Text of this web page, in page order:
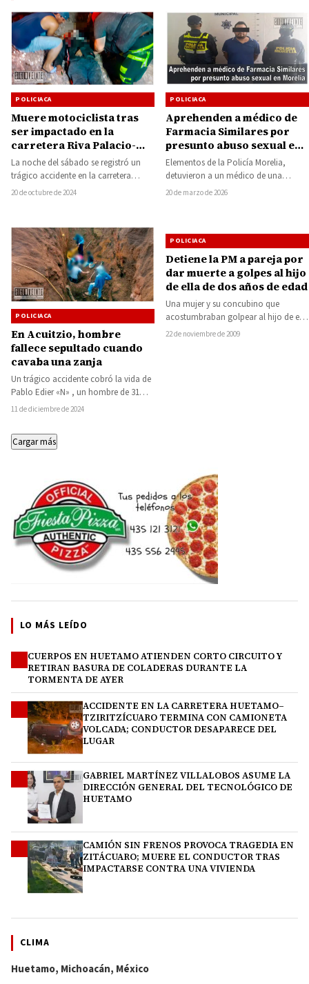
POLICIACA
Muere motociclista tras
ser impactado en la
carretera Riva Palacio-
Cutzamala a la altura de
Salguero, municipio de
San Lucas
La noche del sábado se registró un
trágico accidente en la carretera
federal Riva Palacio-Cutzamala, a la
20 de octubre de 2024
POLICIACA
Aprehenden a médico de
Farmacia Similares por
presunto abuso sexual en
Morelia
Elementos de la Policía Morelia,
detuvieron a un médico de una
Farmacia Similares, que fue acusado
20 de marzo de 2026
POLICIACA
En Acuitzio, hombre
fallece sepultado cuando
cavaba una zanja
Un trágico accidente cobró la vida de
Pablo Edier «N» , un hombre de 31
años, quien falleció…
11 de diciembre de 2024
POLICIACA
Detiene la PM a pareja por
dar muerte a golpes al hijo
de ella de dos años de edad
Una mujer y su concubino que
acostumbraban golpear al hijo de ella
de dos años de edad, fueron…
22 de noviembre de 2009
Cargar más
LO MÁS LEÍDO
CUERPOS EN HUETAMO ATIENDEN CORTO CIRCUITO Y
RETIRAN BASURA DE COLADERAS DURANTE LA
TORMENTA DE AYER
ACCIDENTE EN LA CARRETERA HUETAMO–
TZIRITZÍCUARO TERMINA CON CAMIONETA
VOLCADA; CONDUCTOR DESAPARECE DEL
LUGAR
GABRIEL MARTÍNEZ VILLALOBOS ASUME LA
DIRECCIÓN GENERAL DEL TECNOLÓGICO DE
HUETAMO
CAMIÓN SIN FRENOS PROVOCA TRAGEDIA EN
ZITÁCUARO; MUERE EL CONDUCTOR TRAS
IMPACTARSE CONTRA UNA VIVIENDA
CLIMA
Huetamo, Michoacán, México